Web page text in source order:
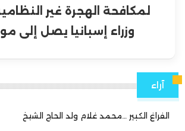
لمكافحة الهجرة غير
وزراء إسبانيا يصل إلى
آراء
الفراغ الكبير …محمد غلام ولد الحاج الشيخ